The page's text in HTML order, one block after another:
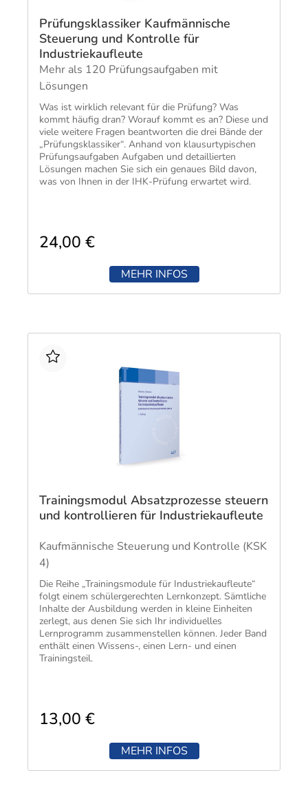
Prüfungsklassiker Kaufmännische
Steuerung und Kontrolle für
Industriekaufleute
Mehr als 120 Prüfungsaufgaben mit
Lösungen
Was ist wirklich relevant für die Prüfung? Was
kommt häufig dran? Worauf kommt es an? Diese und
viele weitere Fragen beantworten die drei Bände der
„Prüfungsklassiker“. Anhand von klausurtypischen
Prüfungsaufgaben Aufgaben und detaillierten
Lösungen machen Sie sich ein genaues Bild davon,
was von Ihnen in der IHK-Prüfung erwartet wird.
24,00 €
MEHR INFOS
Trainingsmodul Absatzprozesse steuern
und kontrollieren für Industriekaufleute
Kaufmännische Steuerung und Kontrolle (KSK
4)
Die Reihe „Trainingsmodule für Industriekaufleute“
folgt einem schülergerechten Lernkonzept. Sämtliche
Inhalte der Ausbildung werden in kleine Einheiten
zerlegt, aus denen Sie sich Ihr individuelles
Lernprogramm zusammenstellen können. Jeder Band
enthält einen Wissens-, einen Lern- und einen
Trainingsteil.
13,00 €
MEHR INFOS